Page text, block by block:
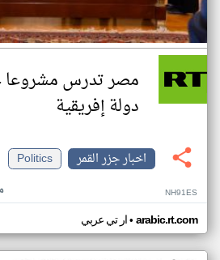
مصر تدرس مشروعا
دولة إفريقية
اخبار جزر القمر
Politics
NH91ES
ار تي عربي• arabic.rt.com